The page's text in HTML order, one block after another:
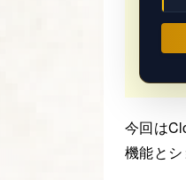
今回は
機能とシ